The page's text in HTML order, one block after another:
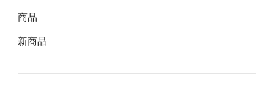
商品
新商品